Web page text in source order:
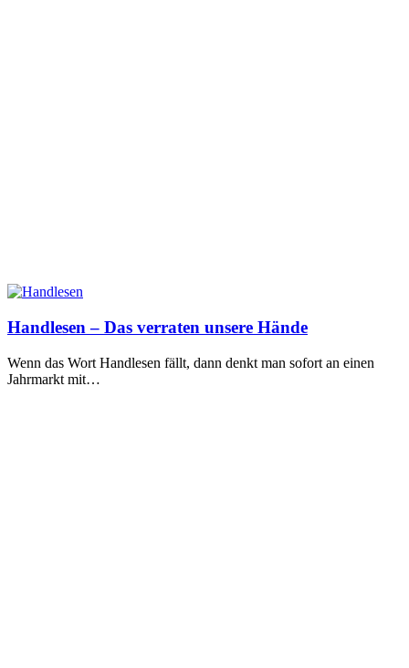
Handlesen – Das verraten unsere Hände
Wenn das Wort Handlesen fällt, dann denkt man sofort an einen
Jahrmarkt mit…